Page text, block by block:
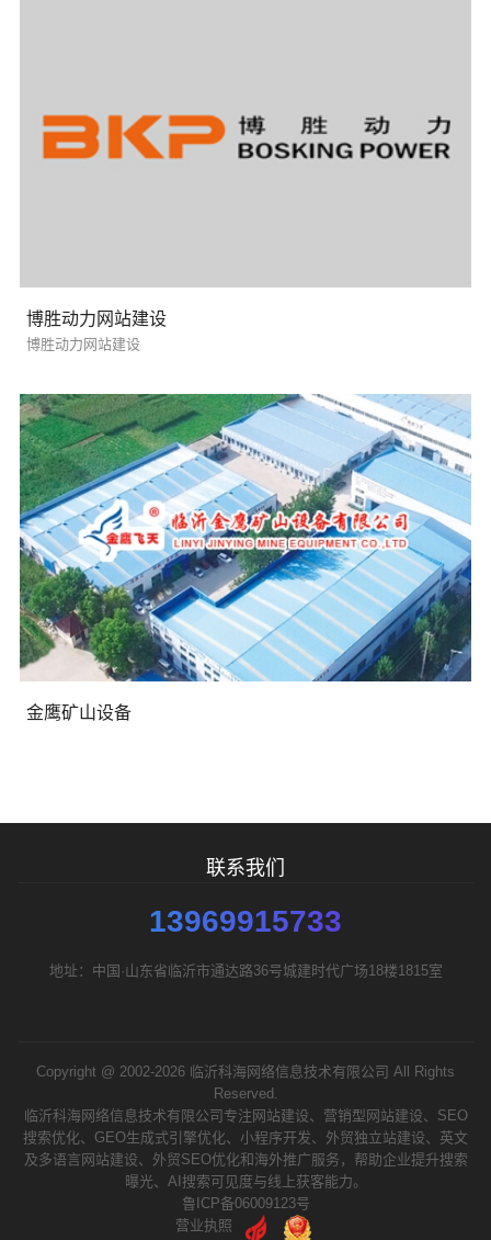
博胜动力网站建设
博胜动力网站建设
金鹰矿山设备
联系我们
13969915733
地址：中国·山东省临沂市通达路36号城建时代广场18楼1815室
Copyright @ 2002-2026 临沂科海网络信息技术有限公司 All Rights
Reserved.
临沂科海网络信息技术有限公司专注网站建设、营销型网站建设、SEO
搜索优化、GEO生成式引擎优化、小程序开发、外贸独立站建设、英文
及多语言网站建设、外贸SEO优化和海外推广服务，帮助企业提升搜索
曝光、AI搜索可见度与线上获客能力。
鲁ICP备06009123号
营业执照
需要方案后报价